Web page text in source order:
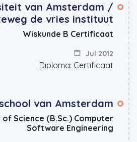
van Amsterdam /
de vries instituut
Wiskunde B Certificaat
Jul 2012
Diploma: Certificaat
van Amsterdam
Science (B.Sc.) Computer
Software Engineering